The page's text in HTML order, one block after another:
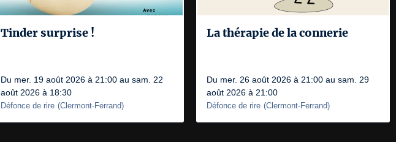
Tinder surprise !
Du mer. 19 août 2026 à 21:00 au sam. 22
août 2026 à 18:30
Défonce de rire (Clermont-Ferrand)
La thérapie de la connerie
Du mer. 26 août 2026 à 21:00 au sam. 29
août 2026 à 21:00
Défonce de rire (Clermont-Ferrand)